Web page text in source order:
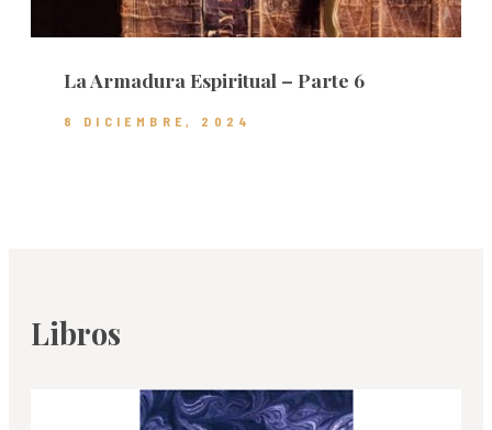
La Armadura Espiritual – Parte 6
8 DICIEMBRE, 2024
Libros